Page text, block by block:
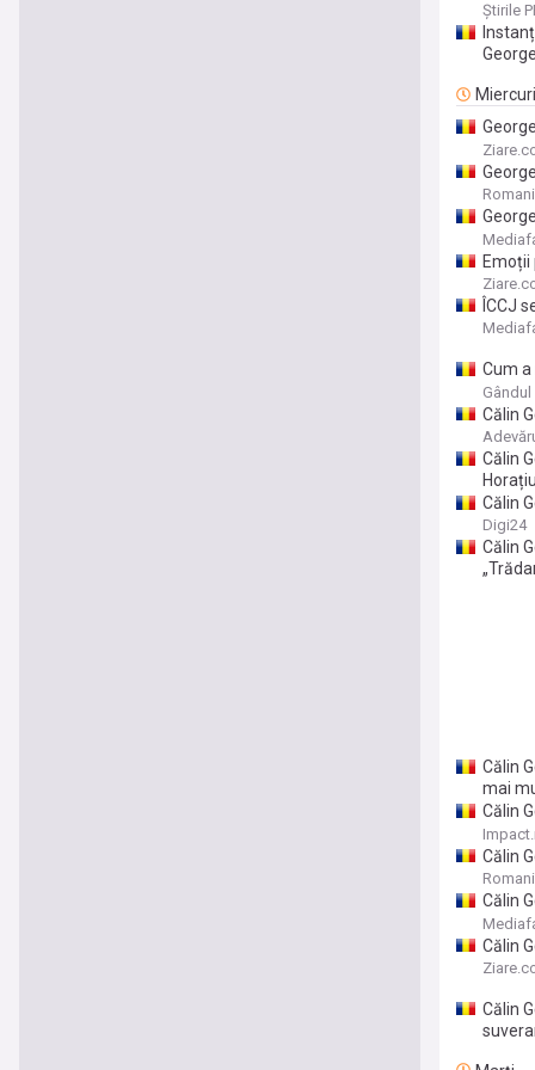
privind
Știrile
Miercuri
liderul
Emoții
ÎCCJ
pentru
Cum
putere
Gândul
Călin
Călin
Călin
Digi24
Călin
Călin
mai
Călin
euro
Călin
Țepeș
Este
Călin
de
Călin
Curte
Călin